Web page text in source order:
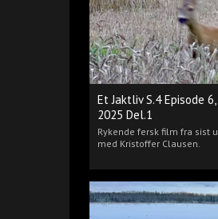
Et Jaktliv S.4 Episode
2025 Del.1
Rykende fersk film fra sist
med Kristoffer Clausen.